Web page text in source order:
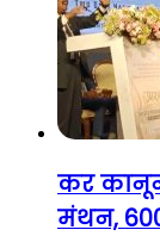
कर
मंथन,